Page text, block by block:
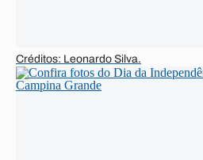
Créditos: Leonardo Silva.